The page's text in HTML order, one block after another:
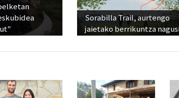
Sorabilla Trail, aurtengo
jaietako berrikuntza